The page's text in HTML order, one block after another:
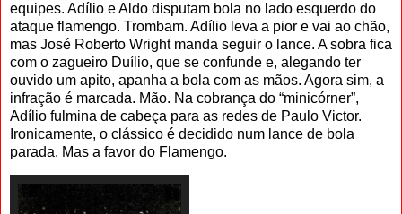
equipes. Adílio e Aldo disputam bola no lado esquerdo do
ataque flamengo. Trombam. Adílio leva a pior e vai ao chão,
mas José Roberto Wright manda seguir o lance. A sobra fica
com o zagueiro Duílio, que se confunde e, alegando ter
ouvido um apito, apanha a bola com as mãos. Agora sim, a
infração é marcada. Mão. Na cobrança do “minicórner”,
Adílio fulmina de cabeça para as redes de Paulo Victor.
Ironicamente, o clássico é decidido num lance de bola
parada. Mas a favor do Flamengo.